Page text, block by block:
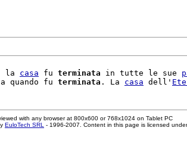
la casa fu terminata in tutte le sue
a quando fu terminata . La casa dell'
with any browser at 800x600 or 768x1024 on Tablet PC
EuloTech SRL - 1996-2007. Content in this page is licensed